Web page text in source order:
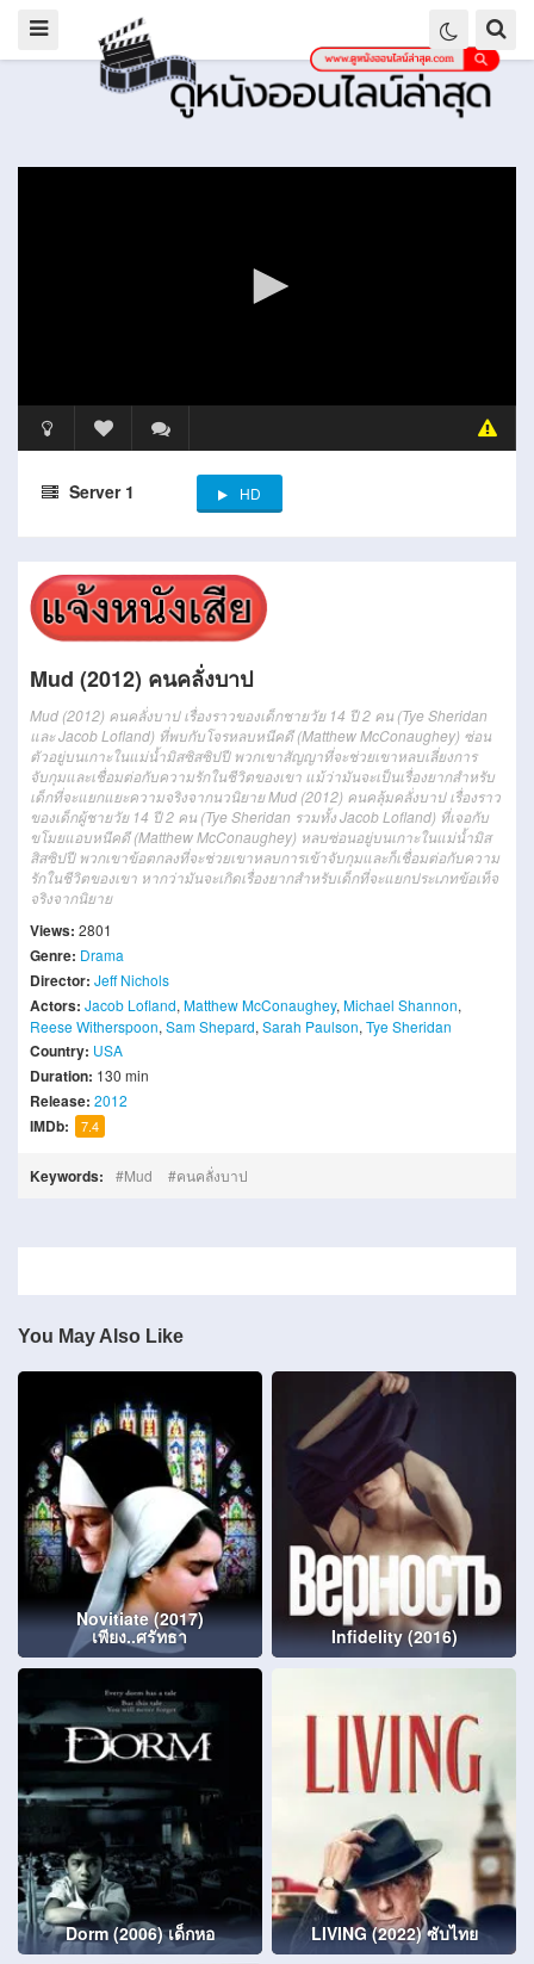
Server 1 HD
Mud (2012) คนคลั่งบาป
Mud (2012) คนคลั่งบาป เรื่องราวของเด็กชายวัย 14 ปี 2 คน (Tye Sheridan
และ Jacob Lofland) ที่พบกับโจรหลบหนีคดี (Matthew McConaughey) ซ่อน
ตัวอยู่บนเกาะในแม่น้ำมิสซิสซิปปี พวกเขาสัญญาที่จะช่วยเขาหลบเลี่ยงการ
จับกุมและเชื่อมต่อกับความรักในชีวิตของเขา แม้ว่ามันจะเป็นเรื่องยากสำหรับ
เด็กที่จะแยกแยะความจริงจากนวนิยายMud (2012) คนคลุ้มคลั่งบาป เรื่องราว
ของเด็กผู้ชายวัย 14 ปี2 คน (Tye Sheridan รวมทั้งJacob Lofland) ที่เจอกับ
ขโมยแอบหนีคดี (Matthew McConaughey) หลบซ่อนอยู่บนเกาะในแม่น้ำมิส
สิสซิปปี พวกเขาข้อตกลงที่จะช่วยเขาหลบการเข้าจับกุมและก็เชื่อมต่อกับความ
รักในชีวิตของเขา หากว่ามันจะเกิดเรื่องยากสำหรับเด็กที่จะแยกประเภทข้อเท็จ
จริงจากนิยาย
Views: 2801
Genre: Drama
Director: Jeff Nichols
Actors: Jacob Lofland, Matthew McConaughey, Michael Shannon,
Reese Witherspoon, Sam Shepard, Sarah Paulson, Tye Sheridan
Country: USA
Duration: 130 min
Release: 2012
IMDb: 7.4
Keywords: Mud คนคลั่งบาป
You May Also Like
Novitiate (2017)
เพียง..ศรัทธา Infidelity (2016)
Dorm (2006) เด็กหอ LIVING (2022) ซับไทย